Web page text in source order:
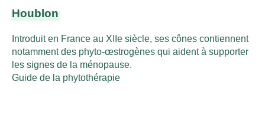
Houblon
Introduit en France au XIIe siècle, ses cônes contiennent
notamment des phyto-œstrogènes qui aident à supporter
les signes de la ménopause.
Guide de la phytothérapie